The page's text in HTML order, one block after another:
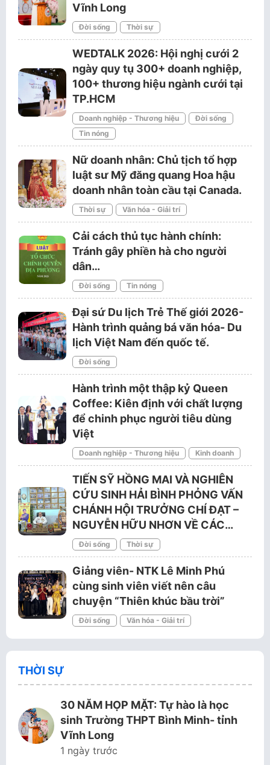
Vĩnh Long
Đời sống Thời sự
WEDTALK 2026: Hội nghị cưới 2
ngày quy tụ 300+ doanh nghiệp,
100+ thương hiệu ngành cưới tại
TP.HCM
Doanh nghiệp - Thương hiệu
Đời sống
Tin nóng
Nữ doanh nhân: Chủ tịch tổ hợp
luật sư Mỹ đăng quang Hoa hậu
doanh nhân toàn cầu tại Canada.
Thời sự Văn hóa - Giải trí
Cải cách thủ tục hành chính:
Tránh gây phiền hà cho người
dân…
Đời sống Tin nóng
Đại sứ Du lịch Trẻ Thế giới 2026-
Hành trình quảng bá văn hóa- Du
lịch Việt Nam đến quốc tế.
Đời sống
Hành trình một thập kỷ Queen
Coffee: Kiên định với chất lượng
để chinh phục người tiêu dùng
Việt
Doanh nghiệp - Thương hiệu Kinh doanh
TIẾN SỸ HỒNG MAI VÀ NGHIÊN
CỨU SINH HẢI BÌNH PHỎNG VẤN
CHÁNH HỘI TRƯỞNG CHÍ ĐẠT –
NGUYỄN HỮU NHƠN VỀ CÁC…
Đời sống Thời sự
Giảng viên- NTK Lê Minh Phú
cùng sinh viên viết nên câu
chuyện “Thiên khúc bầu trời”
Đời sống Văn hóa - Giải trí
THỜI SỰ
30 NĂM HỌP MẶT: Tự hào là học
sinh Trường THPT Bình Minh- tỉnh
Vĩnh Long
1 ngày trước